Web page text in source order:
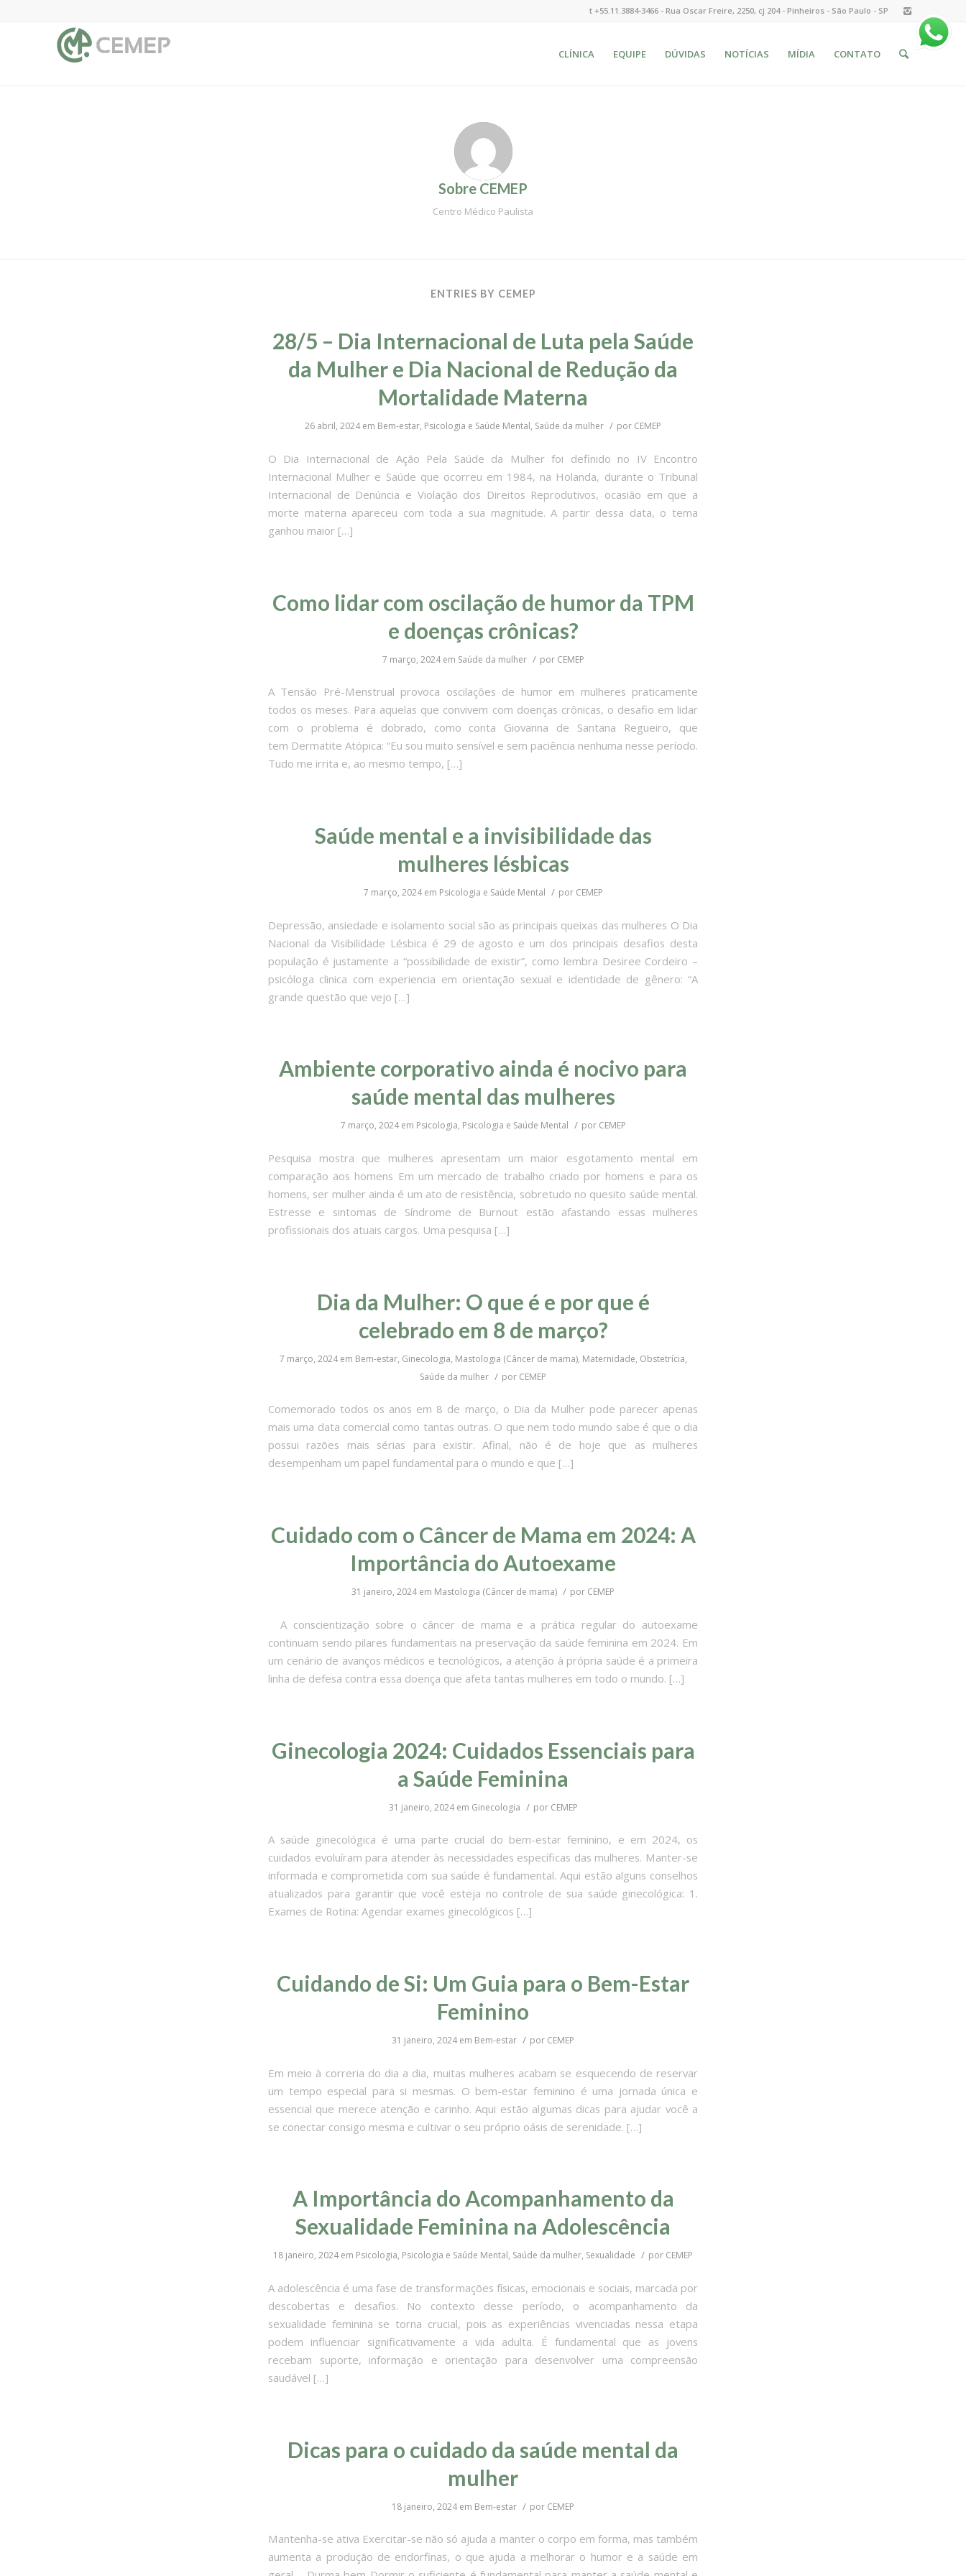
t +55.11.3884-3466 - Rua Oscar Freire, 2250, cj 204 - Pinheiros - São Paulo - SP
CLÍNICA EQUIPE DÚVIDAS NOTÍCIAS MÍDIA CONTATO
Sobre CEMEP
Centro Médico Paulista
ENTRIES BY CEMEP
28/5 – Dia Internacional de Luta pela Saúde
da Mulher e Dia Nacional de Redução da
Mortalidade Materna
26 abril, 2024 em Bem-estar, Psicologia e Saúde Mental, Saúde da mulher / por CEMEP
O Dia Internacional de Ação Pela Saúde da Mulher foi definido no IV Encontro
Internacional Mulher e Saúde que ocorreu em 1984, na Holanda, durante o Tribunal
Internacional de Denúncia e Violação dos Direitos Reprodutivos, ocasião em que a
morte materna apareceu com toda a sua magnitude. A partir dessa data, o tema
ganhou maior […]
Como lidar com oscilação de humor da TPM
e doenças crônicas?
7 março, 2024 em Saúde da mulher / por CEMEP
A Tensão Pré-Menstrual provoca oscilações de humor em mulheres praticamente
todos os meses. Para aquelas que convivem com doenças crônicas, o desafio em lidar
com o problema é dobrado, como conta Giovanna de Santana Regueiro, que
tem Dermatite Atópica: “Eu sou muito sensível e sem paciência nenhuma nesse período.
Tudo me irrita e, ao mesmo tempo, […]
Saúde mental e a invisibilidade das
mulheres lésbicas
7 março, 2024 em Psicologia e Saúde Mental / por CEMEP
Depressão, ansiedade e isolamento social são as principais queixas das mulheres O Dia
Nacional da Visibilidade Lésbica é 29 de agosto e um dos principais desafios desta
população é justamente a “possibilidade de existir”, como lembra Desiree Cordeiro –
psicóloga clinica com experiencia em orientação sexual e identidade de gênero: “A
grande questão que vejo […]
Ambiente corporativo ainda é nocivo para
saúde mental das mulheres
7 março, 2024 em Psicologia, Psicologia e Saúde Mental / por CEMEP
Pesquisa mostra que mulheres apresentam um maior esgotamento mental em
comparação aos homens Em um mercado de trabalho criado por homens e para os
homens, ser mulher ainda é um ato de resistência, sobretudo no quesito saúde mental.
Estresse e sintomas de Síndrome de Burnout estão afastando essas mulheres
profissionais dos atuais cargos. Uma pesquisa […]
Dia da Mulher: O que é e por que é
celebrado em 8 de março?
7 março, 2024 em Bem-estar, Ginecologia, Mastologia (Câncer de mama), Maternidade, Obstetrícia,
Saúde da mulher / por CEMEP
Comemorado todos os anos em 8 de março, o Dia da Mulher pode parecer apenas
mais uma data comercial como tantas outras. O que nem todo mundo sabe é que o dia
possui razões mais sérias para existir. Afinal, não é de hoje que as mulheres
desempenham um papel fundamental para o mundo e que […]
Cuidado com o Câncer de Mama em 2024: A
Importância do Autoexame
31 janeiro, 2024 em Mastologia (Câncer de mama) / por CEMEP
A conscientização sobre o câncer de mama e a prática regular do autoexame
continuam sendo pilares fundamentais na preservação da saúde feminina em 2024. Em
um cenário de avanços médicos e tecnológicos, a atenção à própria saúde é a primeira
linha de defesa contra essa doença que afeta tantas mulheres em todo o mundo. […]
Ginecologia 2024: Cuidados Essenciais para
a Saúde Feminina
31 janeiro, 2024 em Ginecologia / por CEMEP
A saúde ginecológica é uma parte crucial do bem-estar feminino, e em 2024, os
cuidados evoluíram para atender às necessidades específicas das mulheres. Manter-se
informada e comprometida com sua saúde é fundamental. Aqui estão alguns conselhos
atualizados para garantir que você esteja no controle de sua saúde ginecológica: 1.
Exames de Rotina: Agendar exames ginecológicos […]
Cuidando de Si: Um Guia para o Bem-Estar
Feminino
31 janeiro, 2024 em Bem-estar / por CEMEP
Em meio à correria do dia a dia, muitas mulheres acabam se esquecendo de reservar
um tempo especial para si mesmas. O bem-estar feminino é uma jornada única e
essencial que merece atenção e carinho. Aqui estão algumas dicas para ajudar você a
se conectar consigo mesma e cultivar o seu próprio oásis de serenidade. […]
A Importância do Acompanhamento da
Sexualidade Feminina na Adolescência
18 janeiro, 2024 em Psicologia, Psicologia e Saúde Mental, Saúde da mulher, Sexualidade / por CEMEP
A adolescência é uma fase de transformações físicas, emocionais e sociais, marcada por
descobertas e desafios. No contexto desse período, o acompanhamento da
sexualidade feminina se torna crucial, pois as experiências vivenciadas nessa etapa
podem influenciar significativamente a vida adulta. É fundamental que as jovens
recebam suporte, informação e orientação para desenvolver uma compreensão
saudável […]
Dicas para o cuidado da saúde mental da
mulher
18 janeiro, 2024 em Bem-estar / por CEMEP
Mantenha-se ativa Exercitar-se não só ajuda a manter o corpo em forma, mas também
aumenta a produção de endorfinas, o que ajuda a melhorar o humor e a saúde em